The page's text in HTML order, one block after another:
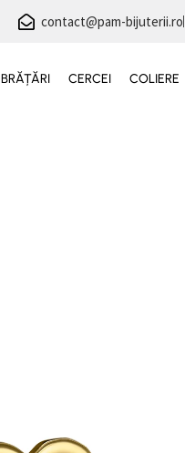
contact@pam-bijuterii.ro
BRĂȚĂRI CERCEI COLIERE